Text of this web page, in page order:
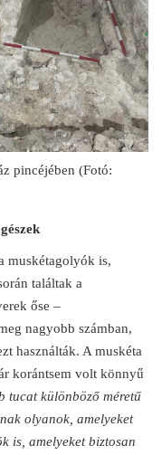
pincéjében (Fotó:
muskétagolyók is,
találtak a
őse –
nagyobb számban,
használták. A muskéta
korántsem volt könnyű
tucat különböző méretű
olyanok, amelyeket
is, amelyeket biztosan